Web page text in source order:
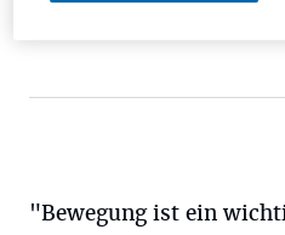
"Bewegung ist ein